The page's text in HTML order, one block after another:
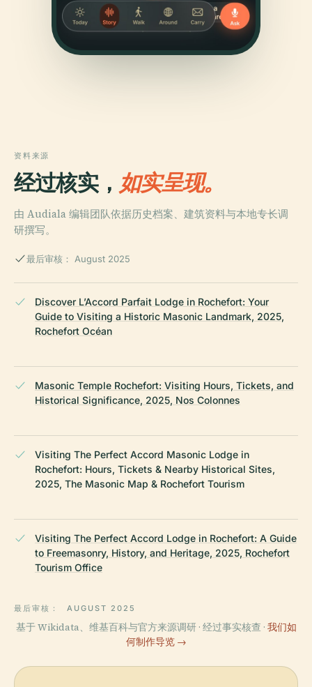
资料来源
经过核实， 如实呈现。
由 Audiala 编辑团队依据历史档案、建筑资料与本地专长调
研撰写。
最后审核： August 2025
Discover L’Accord Parfait Lodge in Rochefort: Your
Guide to Visiting a Historic Masonic Landmark, 2025,
Rochefort Océan
Masonic Temple Rochefort: Visiting Hours, Tickets, and
Historical Significance, 2025, Nos Colonnes
Visiting The Perfect Accord Masonic Lodge in
Rochefort: Hours, Tickets & Nearby Historical Sites,
2025, The Masonic Map & Rochefort Tourism
Visiting The Perfect Accord Lodge in Rochefort: A Guide
to Freemasonry, History, and Heritage, 2025, Rochefort
Tourism Office
最后审核： AUGUST 2025
基于 Wikidata、维基百科与官方来源调研 · 经过事实核查 · 我们如
何制作导览 →